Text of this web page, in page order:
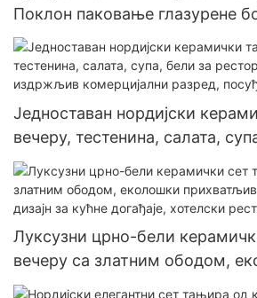
Поклон паковање глазурене
Фростед Блуе Беер Цуп 15оз
Једноставан нордијски
вечеру, тестенина, салата,
ресторан, хотел, издржљив
разред, посуђе за прање
Луксузни црно-бели
вечеру са златним ободом,
прихватљив минималистички